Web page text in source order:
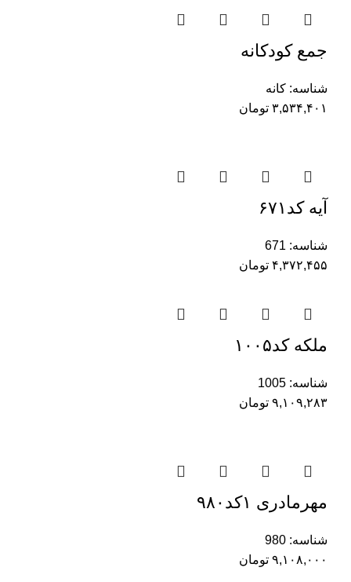
جمع کودکانه
شناسه: کانه
۳,۵۳۴,۴۰۱ تومان
آیه کد۶۷۱
شناسه: 671
۴,۳۷۲,۴۵۵ تومان
ملکه کد۱۰۰۵
شناسه: 1005
۹,۱۰۹,۲۸۳ تومان
مهرمادری ۱کد۹۸۰
شناسه: 980
۹,۱۰۸,۰۰۰ تومان